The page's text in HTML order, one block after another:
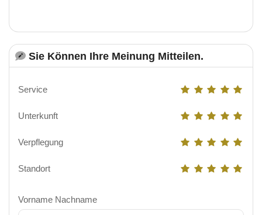
Sie Können Ihre Meinung Mitteilen.
Service
Unterkunft
Verpflegung
Standort
Vorname Nachname